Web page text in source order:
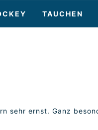
TAUCHEN
sehr ernst. Ganz